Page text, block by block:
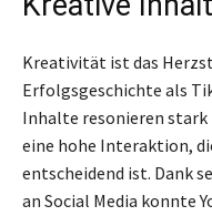
Kreativität ist das
Erfolgsgeschichte als
Inhalte resonieren
eine hohe Interaktion,
entscheidend ist. Dank
an Social Media konnte